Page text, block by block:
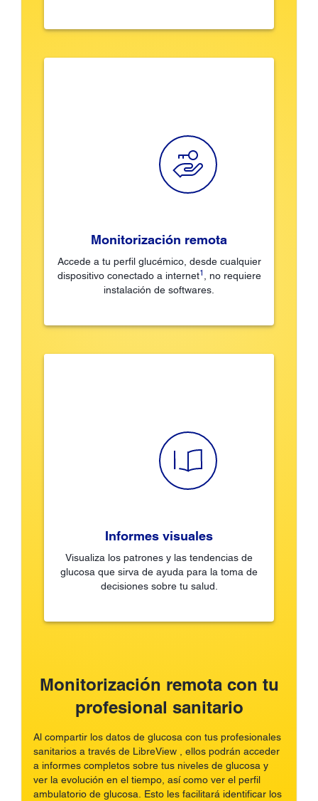
Monitorización remota
Accede a tu perfil glucémico, desde cualquier
dispositivo conectado a internet1
, no requiere
instalación de softwares.
Informes visuales
Visualiza los patrones y las tendencias de
glucosa que sirva de ayuda para la toma de
decisiones sobre tu salud.
Monitorización remota con tu
profesional sanitario
Al compartir los datos de glucosa con tus profesionales
sanitarios a través de LibreView , ellos podrán acceder
a informes completos sobre tus niveles de glucosa y
ver la evolución en el tiempo, así como ver el perfil
ambulatorio de glucosa. Esto les facilitará identificar los